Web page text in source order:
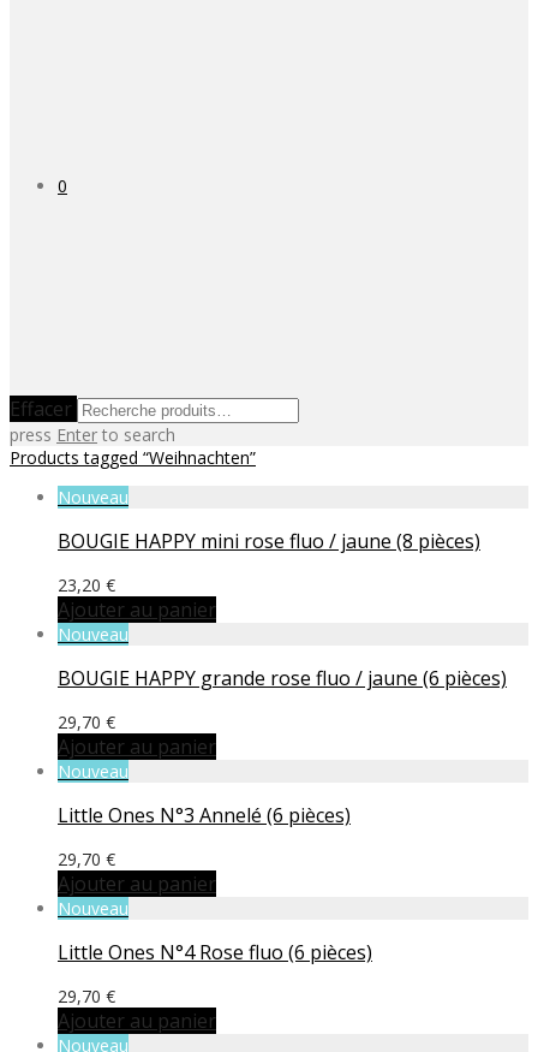
0
Effacer
press Enter to search
Products tagged “Weihnachten”
Nouveau
BOUGIE HAPPY mini rose fluo / jaune (8 pièces)
23,20 €
Ajouter au panier
Nouveau
BOUGIE HAPPY grande rose fluo / jaune (6 pièces)
29,70 €
Ajouter au panier
Nouveau
Little Ones N°3 Annelé (6 pièces)
29,70 €
Ajouter au panier
Nouveau
Little Ones N°4 Rose fluo (6 pièces)
29,70 €
Ajouter au panier
Nouveau